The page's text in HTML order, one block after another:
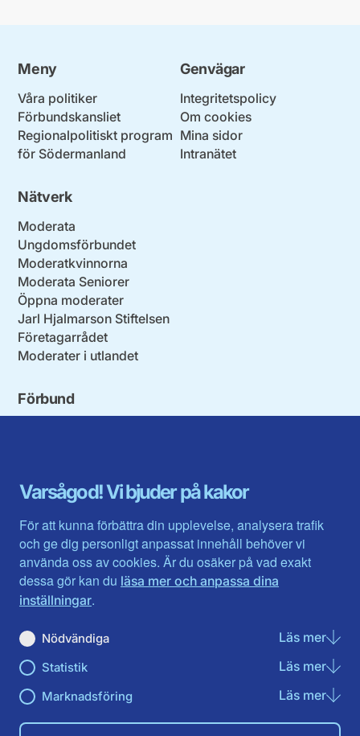
Varsågod! Vi bjuder på kakor
För att kunna förbättra din upplevelse, analysera trafik
och ge dig personligt anpassat innehåll behöver vi
använda oss av cookies. Är du osäker på vad exakt
dessa gör kan du läsa mer och anpassa dina
inställningar.
Nödvändiga Läs merom
Statistik Läs merom
Marknadsföring Läs merom
Meny
Våra politiker
Förbundskansliet
Regionalpolitiskt program
för Södermanland
Genvägar
Integritetspolicy
Om cookies
Mina sidor
Intranätet
Nätverk
Moderata
Ungdomsförbundet
Moderatkvinnorna
Moderata Seniorer
Öppna moderater
Jarl Hjalmarson Stiftelsen
Företagarrådet
Moderater i utlandet
Förbund
Gävleborg
Halland
Jämtlands län
Jönköpings län
Kalmar län
Kronobergs län
Norrbotten
Skåne län
Värmlands län
Västerbotten
Västra Götaland
Västernorrland
Västmanland
Örebro län
Östergötland
Du hittar oss här på sociala medier
Facebook
Instagram